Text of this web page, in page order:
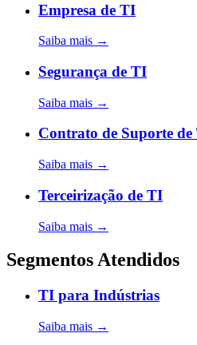
Empresa de TI
Saiba mais →
Segurança de TI
Saiba mais →
Contrato de Suporte
Saiba mais →
Terceirização de TI
Saiba mais →
Segmentos Atendidos
TI para Indústrias
Saiba mais →